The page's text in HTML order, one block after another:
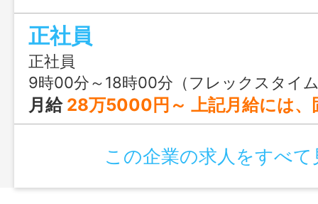
正社員
正社員
9時00分～18時00分（フレックスタイ
月給 28万5000円～ 上記月給には、固定残業代（30時間分：
この企業の求人をすべて